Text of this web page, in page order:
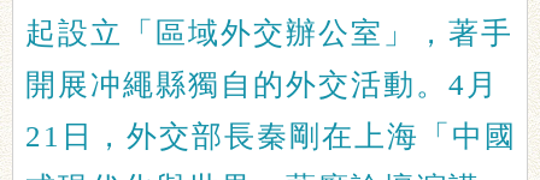
起設立「區域外交辦公室」，著手
開展冲繩縣獨自的外交活動。4月
21日，外交部長秦剛在上海「中國